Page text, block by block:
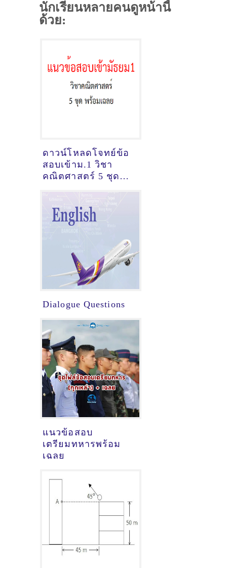
นักเรียนหลายคนดูหน้านี้
ด้วย:
ดาวน์โหลดโจทย์ข้อ
สอบเข้าม.1 วิชา
คณิตศาสตร์ 5 ชุด
Dialogue Questions
แนวข้อสอบ
เตรียมทหารพร้อม
เฉลย